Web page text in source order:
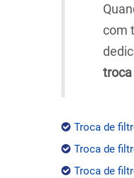
com
troca
Troca de
Troca de
Troca de